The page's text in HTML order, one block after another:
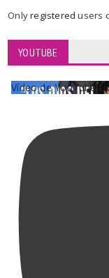
Onlyregisteredusers
YOUTUBE
Vídeo de YouTube